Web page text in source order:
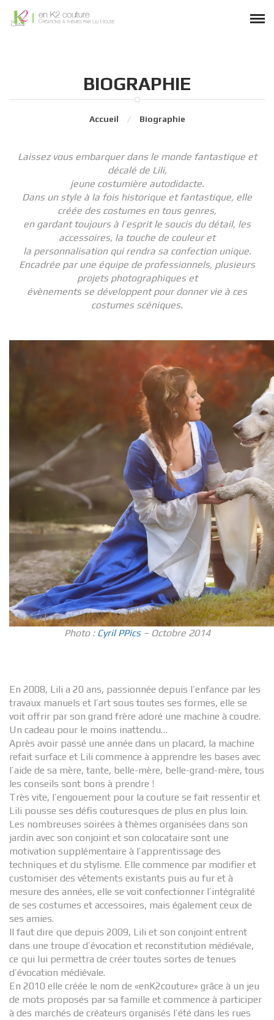
BIOGRAPHIE
Accueil Biographie
Laissez vous embarquer dans le monde fantastique et
décalé de Lili,
jeune costumière autodidacte.
Dans un style à la fois historique et fantastique, elle
créée des costumes en tous genres,
en gardant toujours à l’esprit le soucis du détail, les
accessoires, la touche de couleur et
la personnalisation qui rendra sa confection unique.
Encadrée par une équipe de professionnels, plusieurs
projets photographiques et
évènements se développent pour donner vie à ces
costumes scéniques.
Photo : Cyril PPics– Octobre 2014
En 2008, Lili a 20 ans, passionnée depuis l’enfance par les
travaux manuels et l’art sous toutes ses formes, elle se
voit offrir par son grand frère adoré une machine à coudre.
Un cadeau pour le moins inattendu…
Après avoir passé une année dans un placard, la machine
refait surface et Lili commence à apprendre les bases avec
l’aide de sa mère, tante, belle-mère, belle-grand-mère, tous
les conseils sont bons à prendre !
Très vite, l’engouement pour la couture se fait ressentir et
Lili pousse ses défis couturesques de plus en plus loin.
Les nombreuses soirées à thèmes organisées dans son
jardin avec son conjoint et son colocataire sont une
motivation supplémentaire à l’apprentissage des
techniques et du stylisme. Elle commence par modifier et
customiser des vêtements existants puis au fur et à
mesure des années, elle se voit confectionner l’intégralité
de ses costumes et accessoires, mais également ceux de
ses amies.
Il faut dire que depuis 2009, Lili et son conjoint entrent
dans une troupe d’évocation et reconstitution médiévale,
ce qui lui permettra de créer toutes sortes de tenues
d’évocation médiévale.
En 2010 elle créée le nom de «enK2couture» grâce à un jeu
de mots proposés par sa famille et commence à participer
à des marchés de créateurs organisés l’été dans les rues